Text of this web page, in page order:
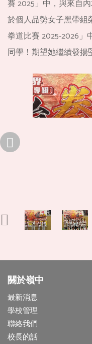
賽 2025」 中，與來自
於個人品勢女子黑帶
拳道比賽2025-2026」
同學！ 期望她繼續發揚
關於嶺中
最新消息
學校管理
聯絡我們
校長的話